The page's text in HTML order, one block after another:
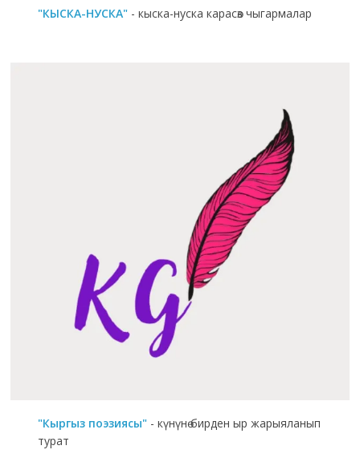
"КЫСКА-НУСКА" - кыска-нуска карасөз чыгармалар
"Кыргыз поэзиясы" - күнүнө бирден ыр жарыяланып
турат